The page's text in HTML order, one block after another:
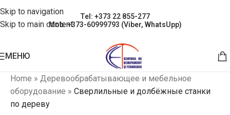
Skip to navigation
Skip to main content
Tel: +373 22 855-277
Mob: +373-60999793 (Viber, WhatsUpp)
МЕНЮ
Home » Деревообрабатывающее и мебельное
оборудование » Сверлильные и долбёжные станки
по дереву